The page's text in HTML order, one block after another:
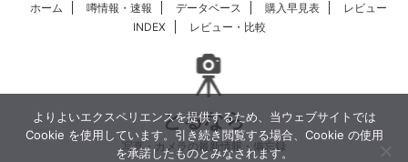
ホーム 噂情報・速報 データベース 購入早見表
レビュー
INDEX
レビュー・比較
とるなら
写真・カメラの最新情報・備忘録
よりよいエクスペリエンスを提供するため、当ウェブサイトでは
Cookie を使用しています。引き続き閲覧する場合、Cookie の使用
を承諾したものとみなされます。